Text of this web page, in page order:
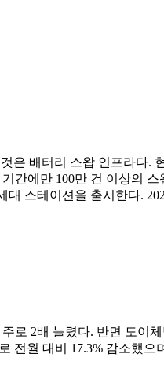
배터리 스왑 인프라다.
간에만 100만 건 이상의
대 스테이션을 출시한다.
로 2배 늘렸다. 반면 도이
전월 대비 17.3% 감소했